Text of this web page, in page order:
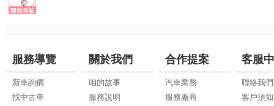
服務導覽
新車詢價
找中古車
關於我們
咱的故事
服務說明
合作提案
汽車業務
服務廠商
客服
聯絡我們
客戶須知